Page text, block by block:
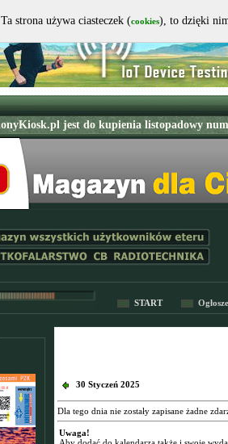
START
30 Styczeń 2025
Dla tego dnia nie zostały zapisane żadne
Uwaga!
Ta strona używa ciasteczek (cookies), to dzięki